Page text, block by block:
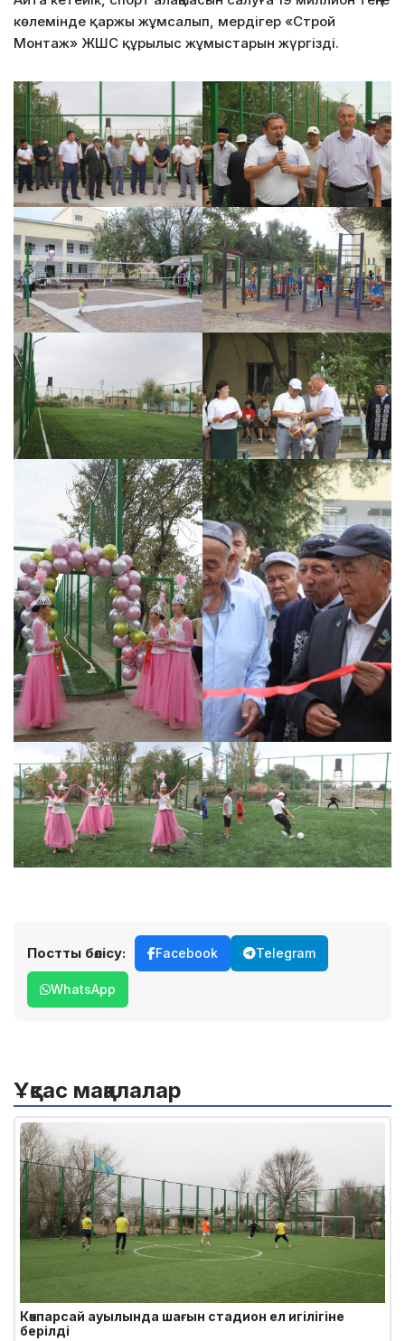
көлемінде қаржы жұмсалып, мердігер «Строй
Монтаж» ЖШС құрылыс жұмыстарын жүргізді.
Постты бөлісу: Facebook Telegram
WhatsApp
Ұқсас мақалалар
Көкпарсай ауылында шағын стадион ел игілігіне
берілді